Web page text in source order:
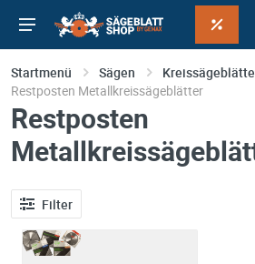
Startmenü Sägen
Restposten Metallkreissägeblätter
Restposten
Filter